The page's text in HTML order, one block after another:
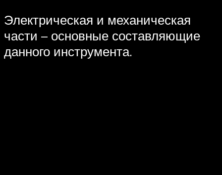
Электрическая и механическая
части – основные составляющие
данного инструмента.